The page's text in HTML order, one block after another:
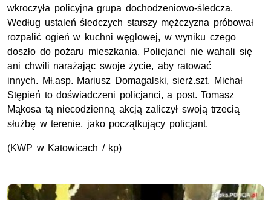
wkroczyła policyjna grupa dochodzeniowo-śledcza.
Według ustaleń śledczych starszy mężczyzna próbował
rozpalić ogień w kuchni węglowej, w wyniku czego
doszło do pożaru mieszkania. Policjanci nie wahali się
ani chwili narażając swoje życie, aby ratować
innych. Mł.asp. Mariusz Domagalski, sierż.szt. Michał
Stępień to doświadczeni policjanci, a post. Tomasz
Mąkosa tą niecodzienną akcją zaliczył swoją trzecią
służbę w terenie, jako początkujący policjant.
(KWP w Katowicach / kp)